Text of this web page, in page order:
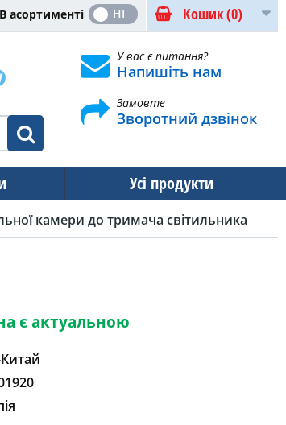
Кошик(0)
В асортименті
ТАК НІ
У вас є питання?
Напишіть нам
Замовте
Зворотний дзвінок
Усі продукти
камери до тримача світильника
є актуальною